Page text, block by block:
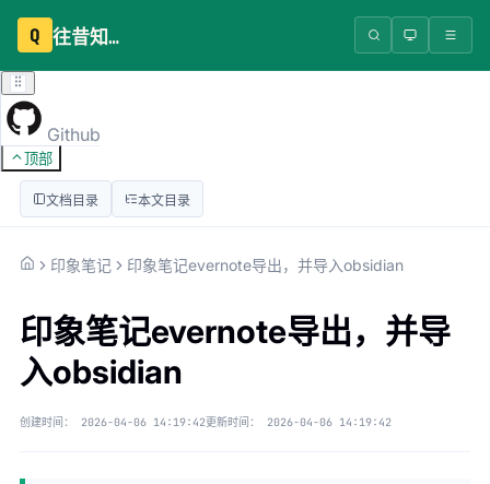
Q 往昔知识库
Github
顶部
文档目录 本文目录
印象笔记 印象笔记evernote导出，并导入obsidian
印象笔记evernote导出，并导
入obsidian
创建时间： 2026-04-06 14:19:42更新时间： 2026-04-06 14:19:42